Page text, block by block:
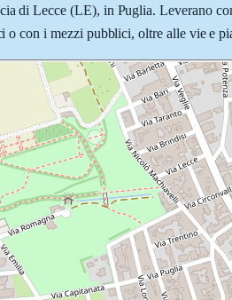
di Lecce (LE), in Puglia. Leverano
con i mezzi pubblici, oltre alle vie e